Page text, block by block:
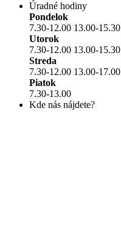
Úradné hodiny
Pondelok
7.30-12.00 13.00-15.30
Utorok
7.30-12.00 13.00-15.30
Streda
7.30-12.00 13.00-17.00
Piatok
7.30-13.00
Kde nás nájdete?